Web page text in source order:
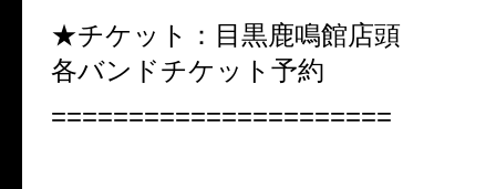
★チケット：目黒鹿鳴館店頭
各バンドチケット予約
======================